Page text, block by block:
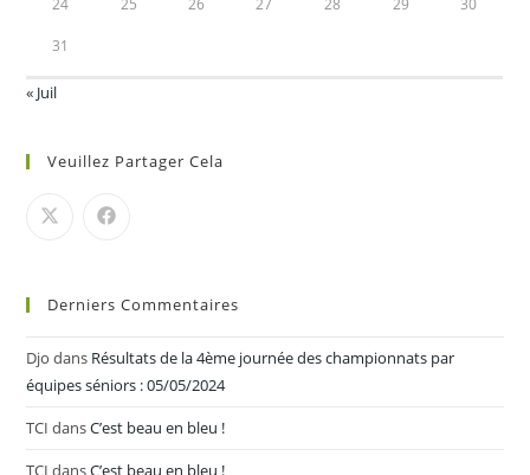
31
« Juil
Veuillez Partager Cela
Derniers Commentaires
Djo dans Résultats de la 4ème journée des championnats par
équipes séniors : 05/05/2024
TCI dansC’est beau en bleu !
TCI dansC’est beau en bleu !